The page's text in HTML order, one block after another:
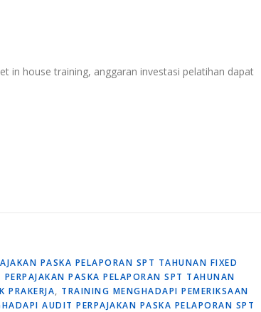
in house training, anggaran investasi pelatihan dapat
PASKA PELAPORAN SPT TAHUNAN FIXED
PASKA PELAPORAN SPT TAHUNAN
PRAKERJA, TRAINING MENGHADAPI PEMERIKSAAN
AUDIT PERPAJAKAN PASKA PELAPORAN SPT